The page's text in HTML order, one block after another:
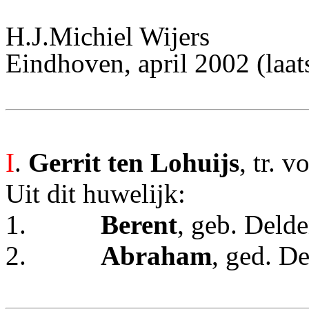
H.J.Michiel Wijers
Eindhoven, april 2002
I. Gerrit ten Lohuijs, tr.
Uit dit huwelijk:
1.
Berent, geb.
2.
Abraham, ged.